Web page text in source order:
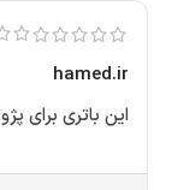
hamed.ir
این باتری برای پژو ۲۰۶ تیپ ۵ مناسب است؟